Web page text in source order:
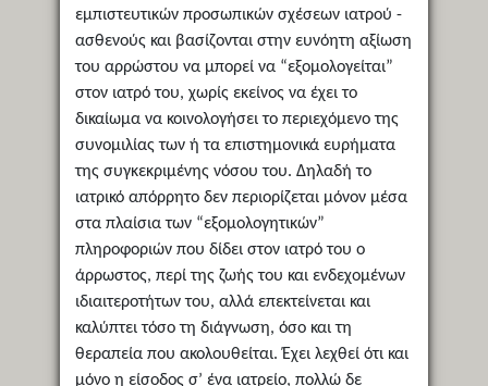
εμπιστευτικών προσωπικών σχέσεων ιατρού -
ασθενούς και βασίζονται στην ευνόητη αξίωση
του αρρώστου να μπορεί να “εξομολογείται”
στον ιατρό του, χωρίς εκείνος να έχει το
δικαίωμα να κοινολογήσει το περιεχόμενο της
συνομιλίας των ή τα επιστημονικά ευρήματα
της συγκεκριμένης νόσου του. Δηλαδή το
ιατρικό απόρρητο δεν περιορίζεται μόνον μέσα
στα πλαίσια των “εξομολογητικών”
πληροφοριών που δίδει στον ιατρό του ο
άρρωστος, περί της ζωής του και ενδεχομένων
ιδιαιτεροτήτων του, αλλά επεκτείνεται και
καλύπτει τόσο τη διάγνωση, όσο και τη
θεραπεία που ακολουθείται. Έχει λεχθεί ότι και
μόνο η είσοδος σ’ ένα ιατρείο, πολλώ δε